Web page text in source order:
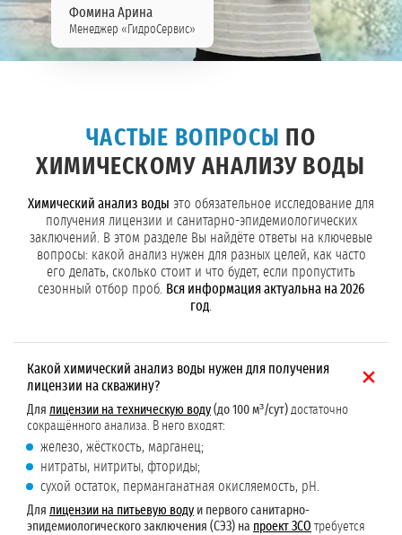
Фомина Арина
Менеджер «ГидроСервис»
ЧАСТЫЕ ВОПРОСЫ
ПО
ХИМИЧЕСКОМУ АНАЛИЗУ ВОДЫ
Химический анализ воды это обязательное исследование для
получения лицензии и санитарно-эпидемиологических
заключений. В этом разделе Вы найдёте ответы на ключевые
вопросы: какой анализ нужен для разных целей, как часто
его делать, сколько стоит и что будет, если пропустить
сезонный отбор проб. Вся информация актуальна на 2026
год
Какой химический анализ воды нужен для получения
лицензии на скважину?
Для лицензии на техническую воду (до 100 м³/сут) достаточно
сокращённого анализа. В него входят:
железо, жёсткость, марганец;
нитраты, нитриты, фториды;
сухой остаток, перманганатная окисляемость, pH.
Для лицензии на питьевую воду и первого санитарно-
эпидемиологического заключения (СЭЗ) на проект ЗСО требуется